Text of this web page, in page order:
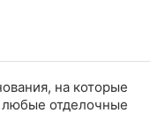
на которые
отделочные